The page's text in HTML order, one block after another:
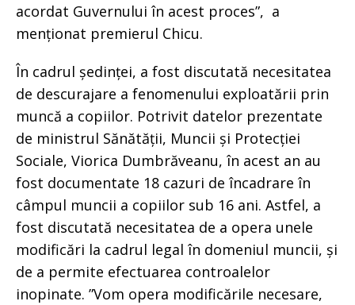
acordat Guvernului în acest proces”, a
menționat premierul Chicu.
În cadrul ședinței, a fost discutată necesitatea
de descurajare a fenomenului exploatării prin
muncă a copiilor. Potrivit datelor prezentate
de ministrul Sănătății, Muncii și Protecției
Sociale, Viorica Dumbrăveanu, în acest an au
fost documentate 18 cazuri de încadrare în
câmpul muncii a copiilor sub 16 ani. Astfel, a
fost discutată necesitatea de a opera unele
modificări la cadrul legal în domeniul muncii, și
de a permite efectuarea controalelor
inopinate. ”Vom opera modificările necesare,